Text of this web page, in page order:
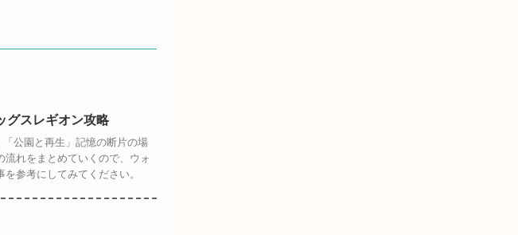
グスレギオン攻略
公園と再生」記憶の断片の場
れをまとめていくので、ウォ
参考にしてみてください。